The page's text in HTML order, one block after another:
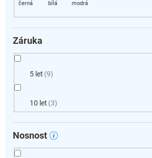
Záruka
5 let 9
10 let 3
Nosnost